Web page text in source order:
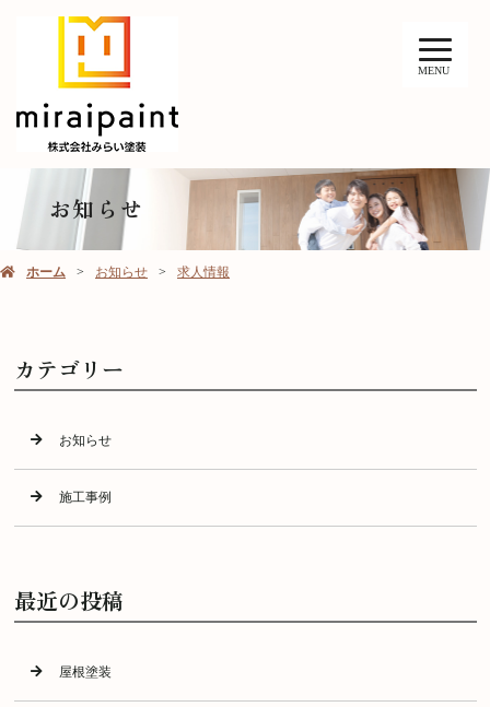
MENU
お知らせ
ホーム お知らせ 求人情報
カテゴリー
お知らせ
施工事例
最近の投稿
屋根塗装